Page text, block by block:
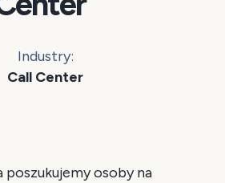
Industry:
Call Center
poszukujemy osoby na